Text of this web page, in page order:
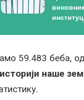
59.483 беба,
наше